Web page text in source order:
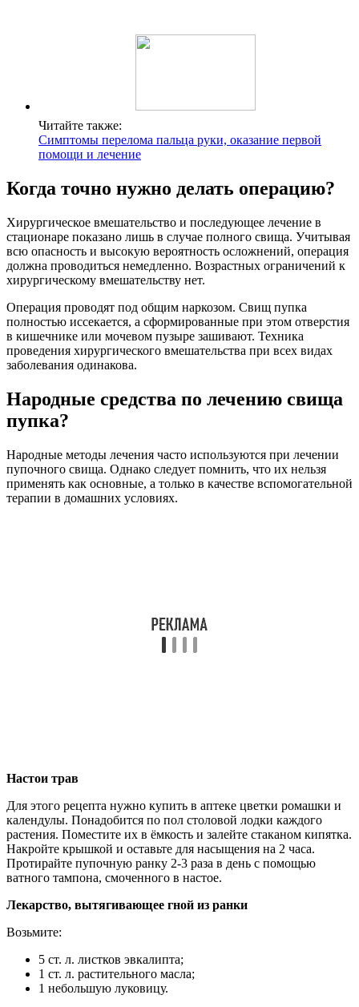
Читайте также:
Симптомы перелома пальца руки, оказание первой
помощи и лечение
Когда точно нужно делать операцию?
Хирургическое вмешательство и последующее лечение в
стационаре показано лишь в случае полного свища. Учитывая
всю опасность и высокую вероятность осложнений, операция
должна проводиться немедленно. Возрастных ограничений к
хирургическому вмешательству нет.
Операция проводят под общим наркозом. Свищ пупка
полностью иссекается, а сформированные при этом отверстия
в кишечнике или мочевом пузыре зашивают. Техника
проведения хирургического вмешательства при всех видах
заболевания одинакова.
Народные средства по лечению свища
пупка?
Народные методы лечения часто используются при лечении
пупочного свища. Однако следует помнить, что их нельзя
применять как основные, а только в качестве вспомогательной
терапии в домашних условиях.
Настои трав
Для этого рецепта нужно купить в аптеке цветки ромашки и
календулы. Понадобится по пол столовой лодки каждого
растения. Поместите их в ёмкость и залейте стаканом кипятка.
Накройте крышкой и оставьте для насыщения на 2 часа.
Протирайте пупочную ранку 2-3 раза в день с помощью
ватного тампона, смоченного в настое.
Лекарство, вытягивающее гной из ранки
Возьмите:
5 ст. л. листков эвкалипта;
1 ст. л. растительного масла;
1 небольшую луковицу.